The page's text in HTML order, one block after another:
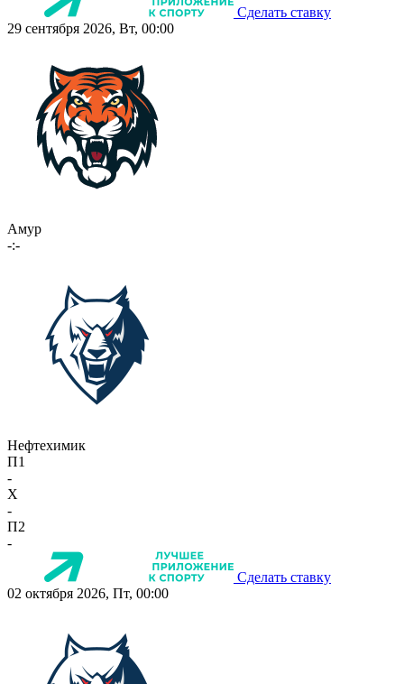
Сделать ставку
29 сентября 2026, Вт, 00:00
Амур
-:-
Нефтехимик
П1
-
X
-
П2
-
Сделать ставку
02 октября 2026, Пт, 00:00